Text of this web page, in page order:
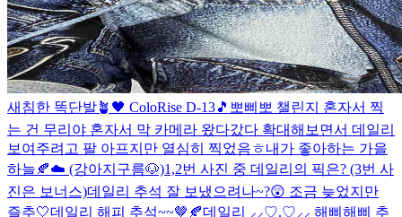
새침한 똑단발🪴🖤 ColoRise D-13🎵 뽀삐뽀 챌린지 혼자서 찍
는 건 무리야 혼자서 막 카메라 왔다갔다 확대해보면서 데일리
보여주려고 팔 아프지만 열심히 찍었음ㅎ내가 좋아하는 가을
하늘🍂☁️ (강아지구름🐶)1,2번 사진 중 데일리의 픽은? (3번 사
진은 보너스)데일리 추석 잘 보냈으려나~?😲 조금 늦었지만
즐추🤍데일리 해피 추석~~🤎🍂데일리 ⸝⸝♡.♡⸝⸝ 해삐해삐 추